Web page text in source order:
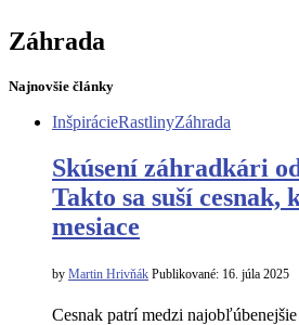
Záhrada
Najnovšie články
InšpirácieRastlinyZáhrada
Skúsení záhradkári
Takto sa suší
mesiace
by Martin Hrivňák Publikované: 16. júla 2025
Cesnak patrí medzi